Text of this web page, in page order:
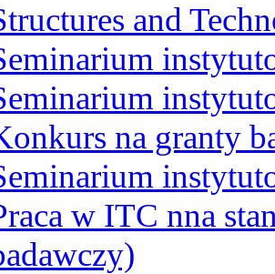
and
na granty
w ITC nna